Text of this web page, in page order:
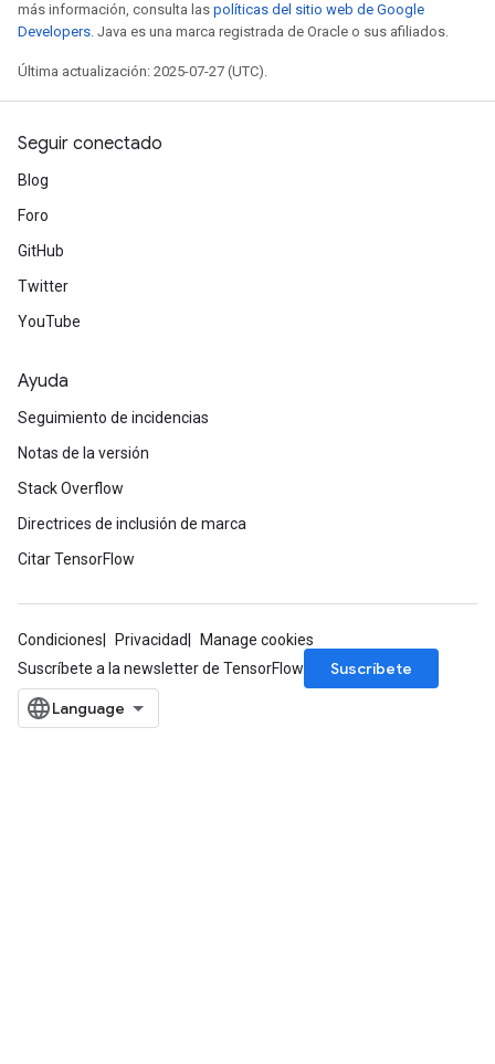
más información, consulta las políticas del sitio web de Google
Developers. Java es una marca registrada de Oracle o sus afiliados.
Última actualización: 2025-07-27 (UTC).
Seguir conectado
Blog
Foro
GitHub
Twitter
YouTube
Ayuda
Seguimiento de incidencias
Notas de la versión
Stack Overflow
Directrices de inclusión de marca
Citar TensorFlow
Condiciones Privacidad
Manage cookies
Suscríbete a la newsletter de TensorFlow
Suscríbete